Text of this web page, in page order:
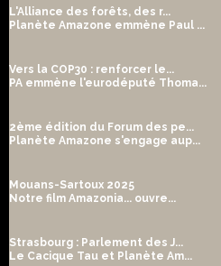
L'Alliance des forêts, des r...
Planète Amazone emmène Paul ...
Vers la COP30 : renforcer le...
PA emmène l'eurodéputé Thoma...
2ème édition du Forum des pe...
Planète Amazone s'engage aup...
Mouans-Sartoux 2025
Notre film Amazonia... ouvre...
Strasbourg : Parlement des J...
Le Cacique Tau et Planète Am...